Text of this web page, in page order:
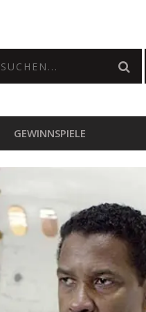
GEWINNSPIELE